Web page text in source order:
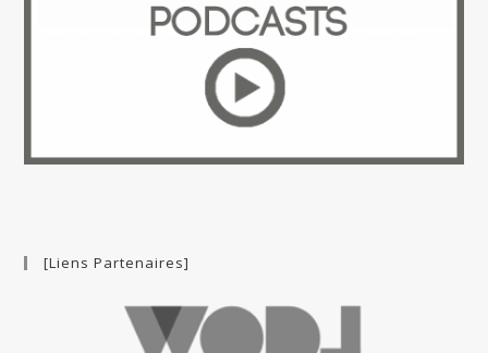
[Liens Partenaires]